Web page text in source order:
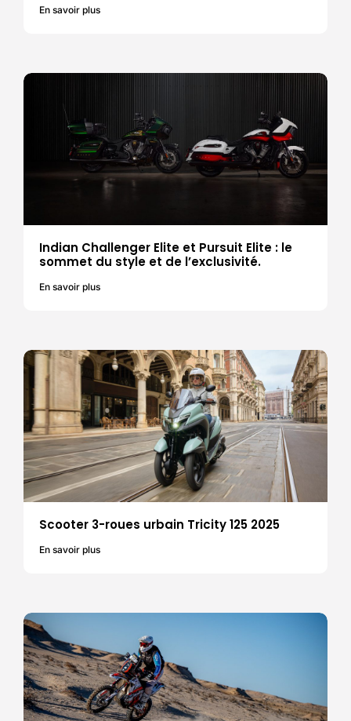
En savoir plus
Indian Challenger Elite et Pursuit Elite : le
sommet du style et de l’exclusivité.
En savoir plus
Scooter 3-roues urbain Tricity 125 2025
En savoir plus